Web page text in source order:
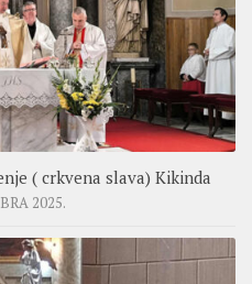
( crkvena slava) Kikinda
2025.